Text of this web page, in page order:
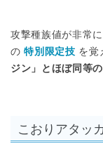
攻撃種族値が非常
の特別限定技 を覚
ジン」とほぼ同等
こおりアタッ